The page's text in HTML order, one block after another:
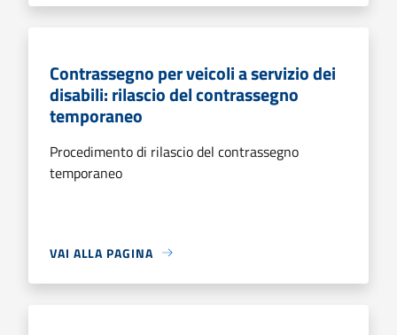
Contrassegno per veicoli a servizio dei
disabili: rilascio del contrassegno
temporaneo
Procedimento di rilascio del contrassegno
temporaneo
VAI ALLA PAGINA